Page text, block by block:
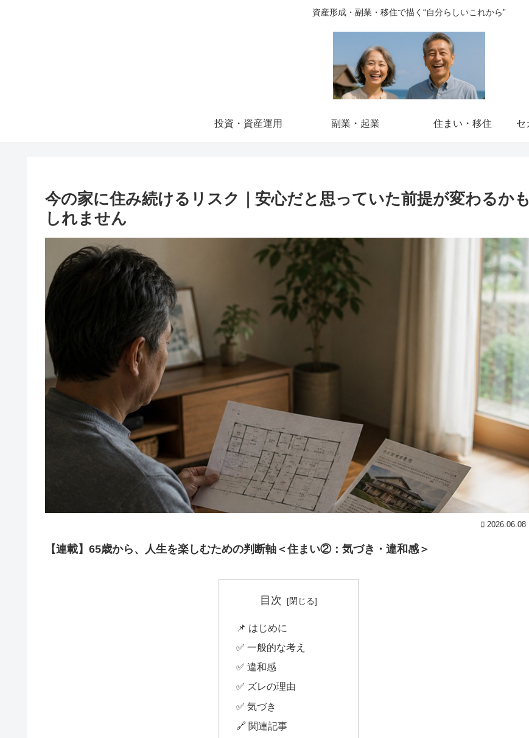
資産形成・副業・移住で描く“自分らしいこれから”
投資・資産運用 副業・起業 住まい・移住
今の家に住み続けるリスク｜安心だと思っていた前提が変わるかも
しれません
2026.06.08
【連載】65歳から、人生を楽しむための判断軸＜住まい②：気づき・違和感＞
目次
📌 はじめに
✅ 一般的な考え
✅ 違和感
✅ ズレの理由
✅ 気づき
🔗 関連記事